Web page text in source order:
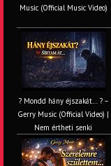
Music (Official Music Video)
? Mondd hány éjszakát… ? –
Gerry Music (Official Video) |
Nem értheti senki